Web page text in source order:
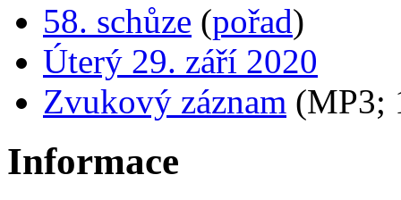
58. schůze (pořad)
Úterý 29. září 2020
Zvukový záznam (MP3;
Informace